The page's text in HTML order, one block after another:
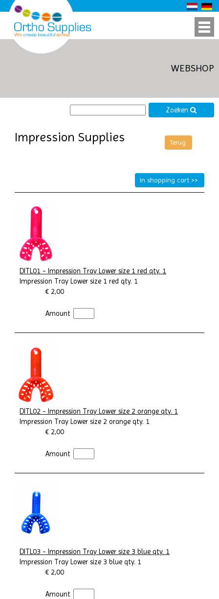
WEBSHOP
Zoeken
Impression Supplies
DITL01 - Impression Tray Lower size 1 red qty. 1
Impression Tray Lower size 1 red qty. 1
€ 2,00
Amount
DITL02 - Impression Tray Lower size 2 orange qty. 1
Impression Tray Lower size 2 orange qty. 1
€ 2,00
Amount
DITL03 - Impression Tray Lower size 3 blue qty. 1
Impression Tray Lower size 3 blue qty. 1
€ 2,00
Amount